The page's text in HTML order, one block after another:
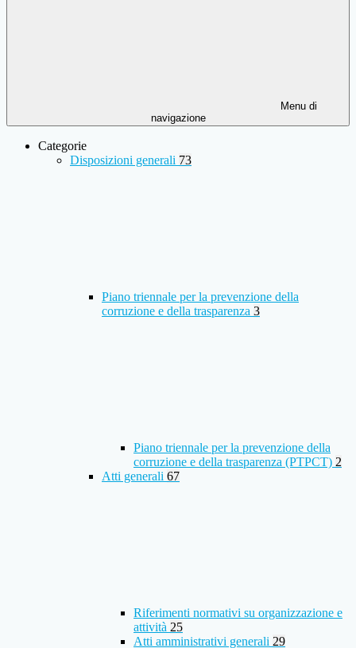
Menu di
navigazione
Categorie
Disposizioni generali 73
Piano triennale per la prevenzione della
corruzione e della trasparenza 3
Piano triennale per la prevenzione della
corruzione e della trasparenza (PTPCT) 2
Atti generali 67
Riferimenti normativi su organizzazione e
attività 25
Atti amministrativi generali 29